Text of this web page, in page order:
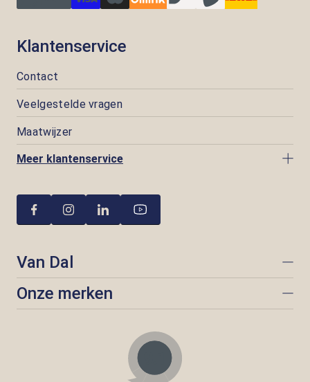
Klantenservice
Contact
Veelgestelde vragen
Maatwijzer
Meer klantenservice
Van Dal
Onze merken